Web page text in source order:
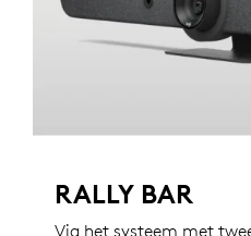
RALLY BAR
Via het systeem met